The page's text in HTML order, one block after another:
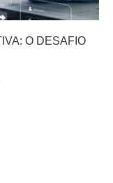
O DESAFIO